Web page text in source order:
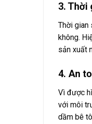
3. Thời
Thời gian
không.
sản xuất
4. An
Vì được
với môi
dầm bê